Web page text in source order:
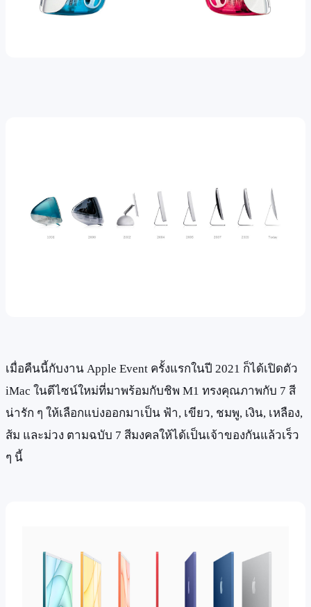
เมื่อคืนนี้กับงาน Apple Event ครั้งแรกในปี 2021 ก็ได้เปิดตัว
iMac ในดีไซน์ใหม่ที่มาพร้อมกับชิพ M1 ทรงคุณภาพกับ 7 สี
น่ารัก ๆ ให้เลือกแบ่งออกมาเป็น ฟ้า, เขียว, ชมพู, เงิน, เหลือง,
ส้ม และม่วง ตามฉบับ 7 สีมงคลให้ได้เป็นเจ้าของกันแล้วเร็ว
ๆ นี้